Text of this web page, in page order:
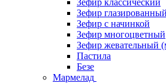
Зефир классический
Зефир глазированный
Зефир с начинкой
Зефир многоцветный
Зефир жевательный
Пастила
Безе
Мармелад